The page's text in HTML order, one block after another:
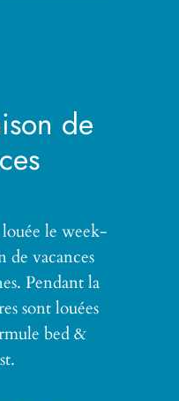
de
le week-
de vacances
Pendant la
sont louées
bed &